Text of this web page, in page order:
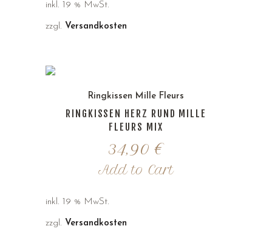
inkl. 19 % MwSt.
zzgl. Versandkosten
Ringkissen Mille Fleurs
RINGKISSEN HERZ RUND MILLE
FLEURS MIX
34,90 €
Add to Cart
inkl. 19 % MwSt.
zzgl. Versandkosten